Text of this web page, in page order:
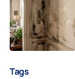
Tags